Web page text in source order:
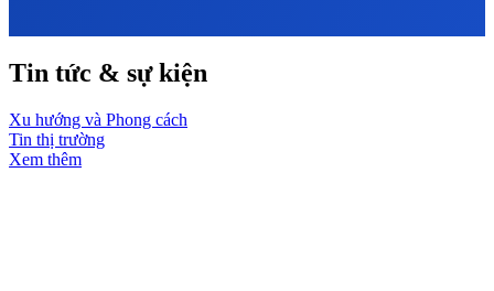
Tin tức & sự kiện
Xu hướng và Phong cách
Tin thị trường
Xem thêm